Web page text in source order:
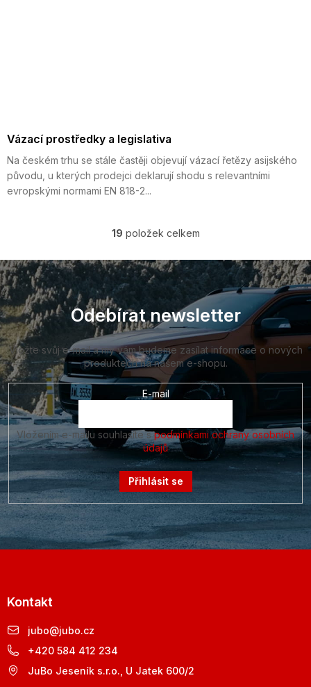
Vázací prostředky a legislativa
Na českém trhu se stále častěji objevují vázací řetězy asijského
původu, u kterých prodejci deklarují shodu s relevantními
evropskými normami EN 818-2...
O
l
á
c
í
p
r
v
k
y
p
i
s
u
19 položek celkem
Z
á
p
a
t
í
Odebírat newsletter
Vložte svůj e-mail a my vám budeme zasílat informace o nových
produktech na našem e-shopu.
E-mail
Vložením e-mailu souhlasíte spodmínkami ochrany osobních
údajů
Přihlásit se
Kontakt
jubo@jubo.cz
+420 584 412 234
JuBo Jeseník s.r.o., U Jatek 600/2